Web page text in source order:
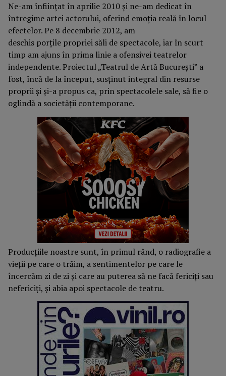
Ne-am înființat în aprilie 2010 și ne-am dedicat în
întregime artei actorului, oferind emoția reală în locul
efectelor. Pe 8 decembrie 2012, am
deschis porțile propriei săli de spectacole, iar în scurt
timp am ajuns în prima linie a ofensivei teatrelor
independente. Proiectul „Teatrul de Artă Bucureşti” a
fost, încă de la început, susţinut integral din resurse
proprii și și-a propus ca, prin spectacolele sale, să fie o
oglindă a societăţii contemporane.
Producțiile noastre sunt, în primul rând, o radiografie a
vieţii pe care o trăim, a sentimentelor pe care le
încercăm zi de zi şi care au puterea să ne facă fericiţi sau
nefericiţi, şi abia apoi spectacole de teatru.